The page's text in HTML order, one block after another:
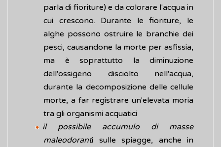
parla di fioriture) e da colorare l'acqua in
cui crescono. Durante le fioriture, le
alghe possono ostruire le branchie dei
pesci, causandone la morte per asfissia,
ma è soprattutto la diminuzione
dell'ossigeno disciolto nell'acqua,
durante la decomposizione delle cellule
morte, a far registrare un'elevata moria
tra gli organismi acquatici
il possibile accumulo di masse
maleodoranti sulle spiagge, anche in